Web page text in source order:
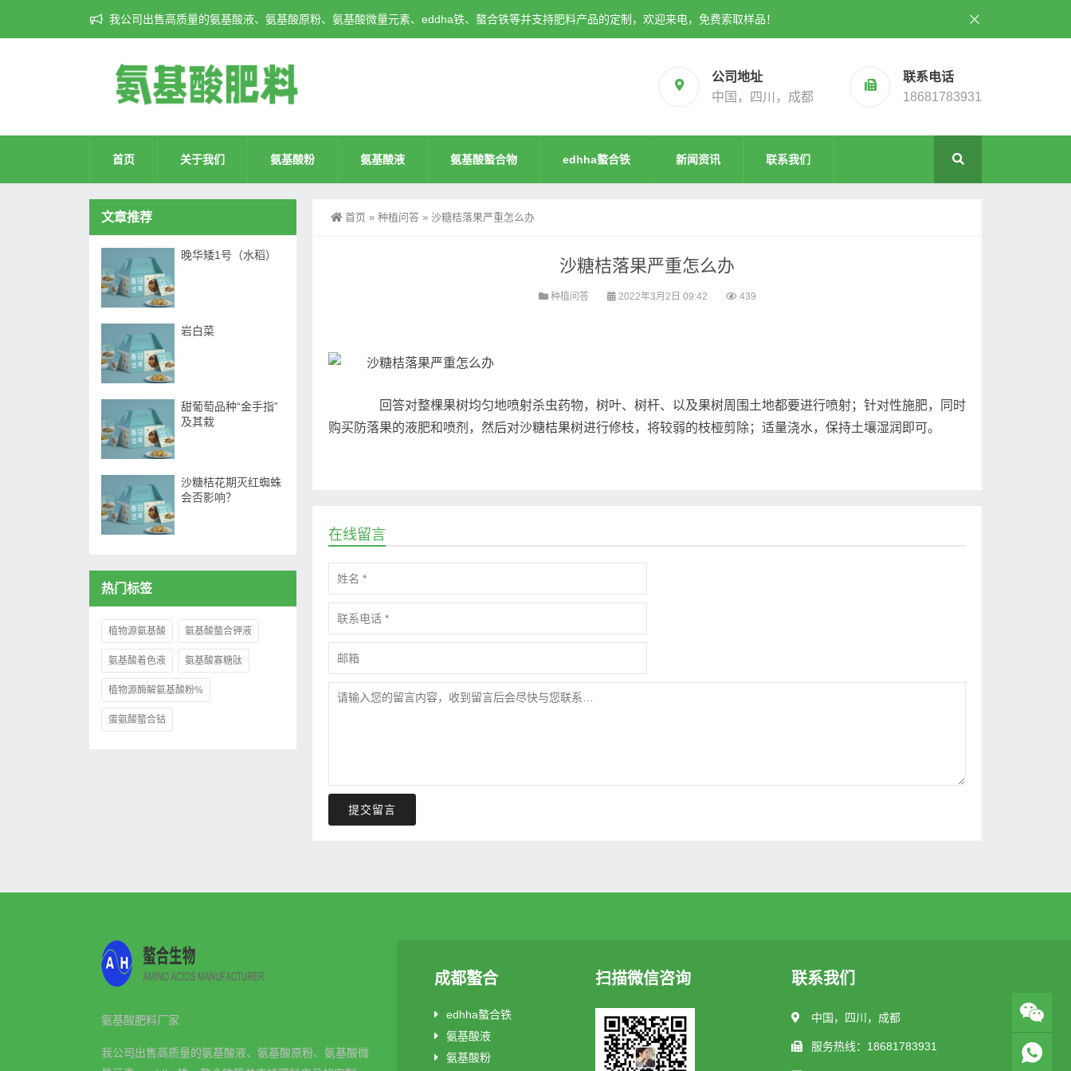
我公司出售高质量的氨基酸液、氨基酸原粉、氨基酸微量元素、eddha铁、螯合铁等并支持肥料产品的定制，欢迎来电，免费索取样品！
公司地址
中国，四川，成都
联系电话
18681783931
首页 关于我们 氨基酸粉 氨基酸液 氨基酸螯合物 edhha螯合铁 新闻资讯 联系我们
首页 » 种植问答 » 沙糖桔落果严重怎么办
沙糖桔落果严重怎么办
种植问答 2022年3月2日 09:42 439
回答对整棵果树均匀地喷射杀虫药物，树叶、树杆、以及果树周围土地都要进行喷射；针对性施肥，同时
购买防落果的液肥和喷剂，然后对沙糖桔果树进行修枝，将较弱的枝桠剪除；适量浇水，保持土壤湿润即可。
在线留言
提交留言
文章推荐
晚华矮1号（水稻）
岩白菜
甜葡萄品种“金手指”
及其栽
沙糖桔花期灭红蜘蛛
会否影响？
热门标签
植物源氨基酸 氨基酸螯合钾液
氨基酸着色液 氨基酸寡糖肽
植物源酶解氨基酸粉%
蛋氨酸螯合钴
氨基酸肥料厂家
我公司出售高质量的氨基酸液、氨基酸原粉、氨基酸微
成都螯合
edhha螯合铁
氨基酸液
氨基酸粉
扫描微信咨询 联系我们
中国，四川，成都
服务热线：18681783931